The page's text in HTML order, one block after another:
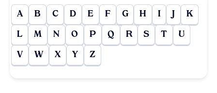
A B C D E F G H I J K
L M N O P Q R S T U
V W X Y Z